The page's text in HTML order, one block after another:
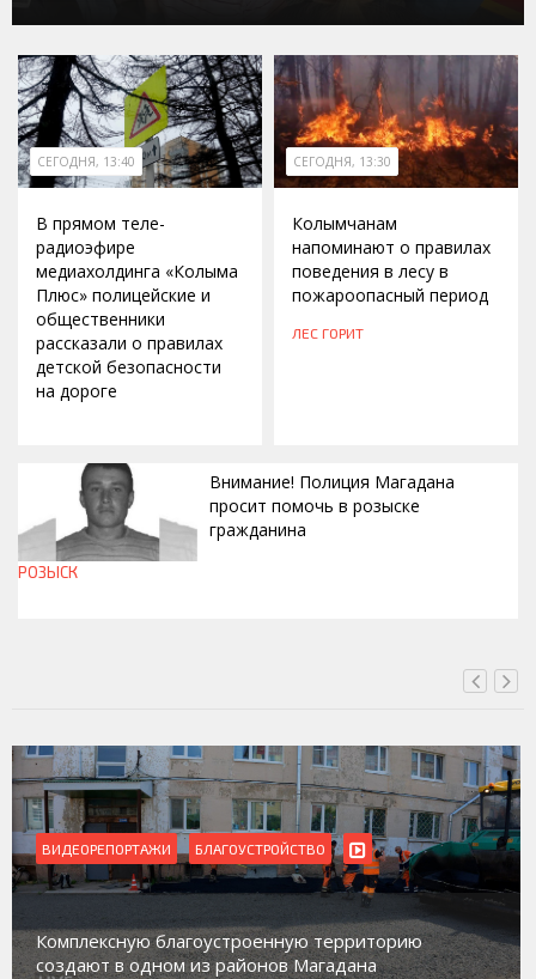
СЕГОДНЯ, 13:40
В прямом теле-
радиоэфире
медиахолдинга «Колыма
Плюс» полицейские и
общественники
рассказали о правилах
детской безопасности
на дороге
СЕГОДНЯ, 13:30
Колымчанам
напоминают о правилах
поведения в лесу в
пожароопасный период
ЛЕС ГОРИТ
Внимание! Полиция Магадана
просит помочь в розыске
гражданина
РОЗЫСК
ВИДЕОРЕПОРТАЖИ БЛАГОУСТРОЙСТВО
Комплексную благоустроенную территорию
создают в одном из районов Магадана